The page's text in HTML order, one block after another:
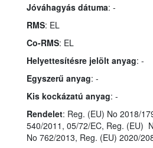
Jóváhagyás dátuma: -
RMS: EL
Co-RMS: EL
Helyettesítésre jelölt anyag: -
Egyszerű anyag: -
Kis kockázatú anyag: -
Rendelet: Reg. (EU) No 2018/
540/2011, 05/72/EC, Reg. (EU)
No 762/2013, Reg. (EU) 2020/